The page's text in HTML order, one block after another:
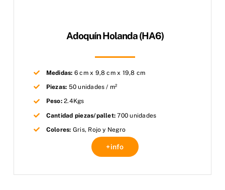
Adoquín Holanda (HA6)
Medidas: 6 cm x 9,8 cm x 19,8 cm
Piezas: 50 unidades / m²
Peso:2.4Kgs
Cantidad piezas/pallet: 700 unidades
Colores: Gris, Rojo y Negro
+info